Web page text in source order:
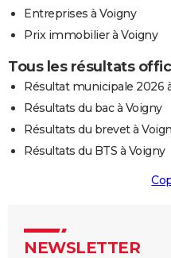
Entreprises à Voigny
Prix immobilier à Voigny
Tous les résultats
Résultat municipale 2026
Résultats du bac à Voigny
Résultats du brevet à
Résultats du BTS à Voigny
NEWSLETTER